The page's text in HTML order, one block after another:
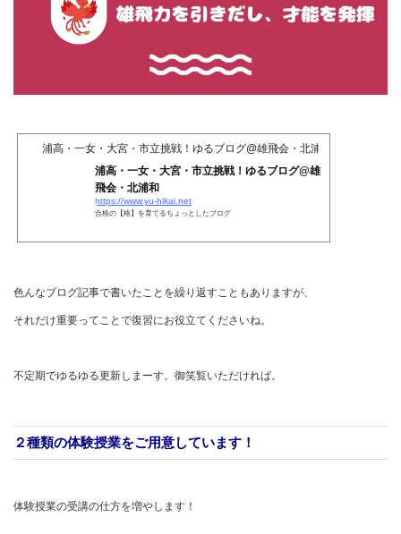
浦高・一女・大宮・市立挑戦！ゆるブログ@雄飛会・北浦和
浦高・一女・大宮・市立挑戦！ゆるブログ@雄
飛会・北浦和
https://www.yu-hikai.net
合格の【格】を育てるちょっとしたブログ
色んなブログ記事で書いたことを繰り返すこともありますが、
それだけ重要ってことで復習にお役立てくださいね。
不定期でゆるゆる更新しまーす。御笑覧いただければ。
２種類の体験授業をご用意しています！
体験授業の受講の仕方を増やします！